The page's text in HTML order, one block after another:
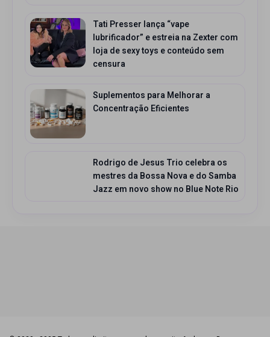
Tati Presser lança “vape
lubrificador” e estreia na Zexter com
loja de sexy toys e conteúdo sem
censura
Suplementos para Melhorar a
Concentração Eficientes
Rodrigo de Jesus Trio celebra os
mestres da Bossa Nova e do Samba
Jazz em novo show no Blue Note Rio